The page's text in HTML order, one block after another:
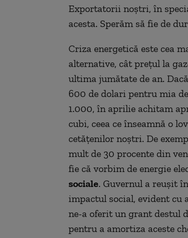
Exportatorii noștri, în
acesta. Sperăm să fie de
Criza energetică este cea
alternative, cât prețul la
ultima jumătate de an.
600 de dolari pentru mia
1.000, în aprilie achitam
cubi, ceea ce înseamnă o
cetățenilor noștri. De
mult de 30 procente din
fie că vorbim de energie
sociale. Guvernul a reușit
impactul social, evident cu
ne-a oferit un grant destul
pentru a amortiza aceste